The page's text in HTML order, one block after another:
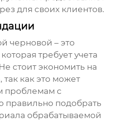
для своих клиентов.
черновой – это
требует учета
стоит экономить на
так как это может
проблемам с
правильно подобрать
обрабатываемой